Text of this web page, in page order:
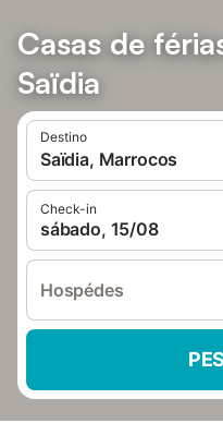
Casas de
Saïdia
Destino
Saïdia, Marrocos
Check-in
sábado, 15/08
Hospédes